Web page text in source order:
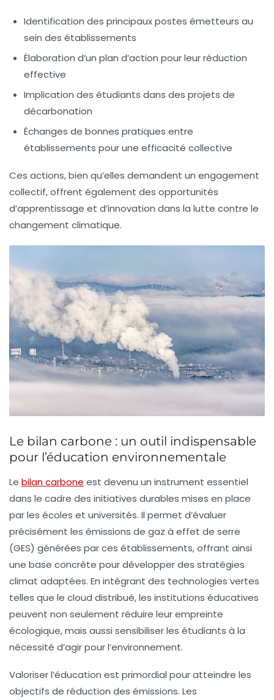
Identification des principaux postes émetteurs au
sein des établissements
Élaboration d’un plan d’action pour leur réduction
effective
Implication des étudiants dans des projets de
décarbonation
Échanges de bonnes pratiques entre
établissements pour une efficacité collective
Ces actions, bien qu’elles demandent un engagement
collectif, offrent également des opportunités
d’apprentissage et d’innovation dans la lutte contre le
changement climatique.
Le bilan carbone : un outil indispensable
pour l’éducation environnementale
Le bilan carbone est devenu un instrument essentiel
dans le cadre des initiatives durables mises en place
par les écoles et universités. Il permet d’évaluer
précisément les émissions de gaz à effet de serre
(GES) générées par ces établissements, offrant ainsi
une base concrète pour développer des stratégies
climat adaptées. En intégrant des technologies vertes
telles que le cloud distribué, les institutions éducatives
peuvent non seulement réduire leur empreinte
écologique, mais aussi sensibiliser les étudiants à la
nécessité d’agir pour l’environnement.
Valoriser l’éducation est primordial pour atteindre les
objectifs de réduction des émissions. Les